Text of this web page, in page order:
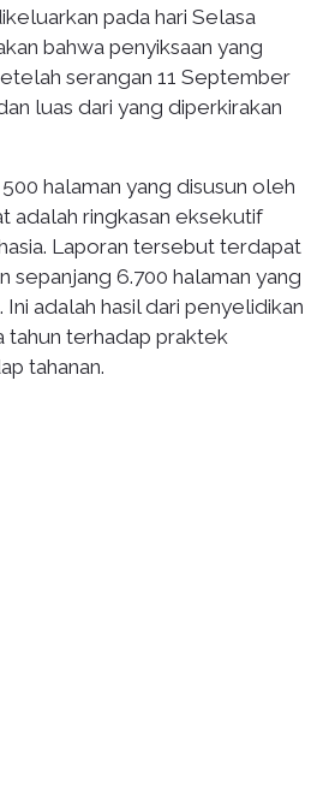
pada hari Selasa
bahwa penyiksaan yang
serangan 11 September
luas dari yang diperkirakan
halaman yang disusun oleh
adalah ringkasan eksekutif
Laporan tersebut terdapat
sepanjang 6.700 halaman yang
Ini adalah hasil dari penyelidikan
tahun terhadap praktek
tahanan.